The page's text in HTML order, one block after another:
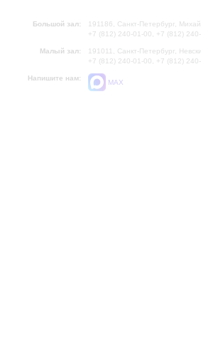
Большой зал:
191186, Санкт-Петербург,
+7 (812) 240-01-00, +7 (812)
Малый зал:
191011, Санкт-Петербург,
+7 (812) 240-01-00, +7 (812)
Напишите нам:
MAX